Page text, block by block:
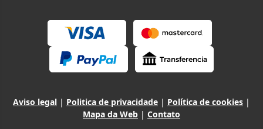
Aviso legal | Politica de privacidade | Política de cookies |
Mapa da Web | Contato